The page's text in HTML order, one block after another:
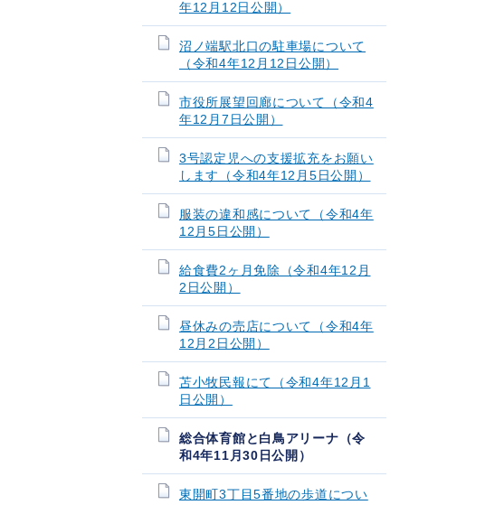
年12月12日公開）
沼ノ端駅北口の駐車場について
（令和4年12月12日公開）
市役所展望回廊について（令和4
年12月7日公開）
3号認定児への支援拡充をお願い
します（令和4年12月5日公開）
服装の違和感について（令和4年
12月5日公開）
給食費2ヶ月免除（令和4年12月
2日公開）
昼休みの売店について（令和4年
12月2日公開）
苫小牧民報にて（令和4年12月1
日公開）
総合体育館と白鳥アリーナ（令
和4年11月30日公開）
東開町3丁目5番地の歩道につい